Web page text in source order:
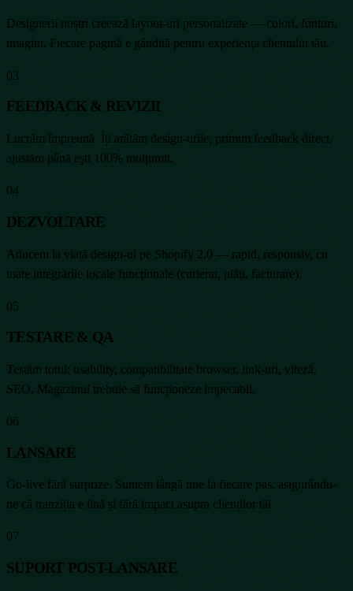
Designerii noștri creează layout-uri personalizate — culori, fonturi,
imagini. Fiecare pagină e gândită pentru experiența clientului tău.
03
FEEDBACK & REVIZII
Lucrăm împreună. Îți arătăm design-urile, primim feedback direct,
ajustăm până ești 100% mulțumit.
04
DEZVOLTARE
Aducem la viață design-ul pe Shopify 2.0 — rapid, responsiv, cu
toate integrările locale funcționale (curierat, plăți, facturare).
05
TESTARE & QA
Testăm totul: usability, compatibilitate browser, link-uri, viteză,
SEO. Magazinul trebuie să funcționeze impecabil.
06
LANSARE
Go-live fără surprize. Suntem lângă tine la fiecare pas, asigurându-
ne că tranziția e lină și fără impact asupra clienților tăi.
07
SUPORT POST-LANSARE